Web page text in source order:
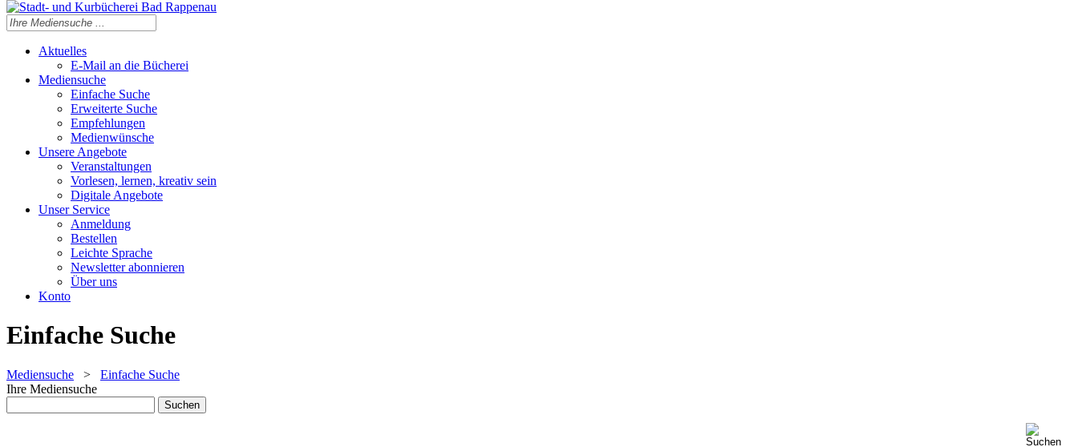
Aktuelles
E-Mail an die Bücherei
Mediensuche
Einfache Suche
Erweiterte Suche
Empfehlungen
Medienwünsche
Unsere Angebote
Veranstaltungen
Vorlesen, lernen, kreativ sein
Digitale Angebote
Unser Service
Anmeldung
Bestellen
Leichte Sprache
Newsletter abonnieren
Über uns
Konto
Einfache Suche
Mediensuche > Einfache Suche
Ihre Mediensuche